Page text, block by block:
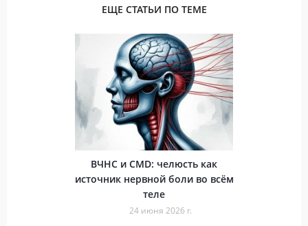
ЕЩЕ СТАТЬИ ПО ТЕМЕ
ВЧНС и CMD: челюсть как
источник нервной боли во всём
теле
24 июня 2026 г.